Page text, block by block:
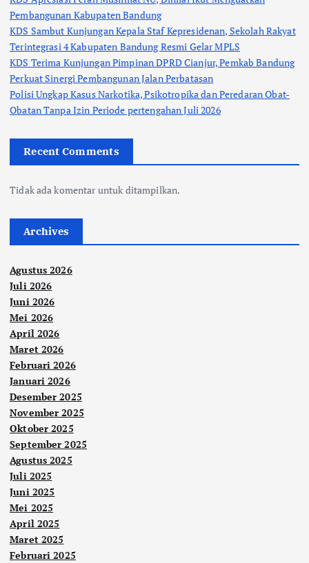
Pembangunan Kabupaten Bandung
KDS Sambut Kunjungan Kepala Staf Kepresidenan, Sekolah Rakyat
Terintegrasi 4 Kabupaten Bandung Resmi Gelar MPLS
KDS Terima Kunjungan Pimpinan DPRD Cianjur, Pemkab Bandung
Perkuat Sinergi Pembangunan Jalan Perbatasan
Polisi Ungkap Kasus Narkotika, Psikotropika dan Peredaran Obat-
Obatan Tanpa Izin Periode pertengahan Juli 2026
Recent Comments
Tidak ada komentar untuk ditampilkan.
Archives
Agustus 2026
Juli 2026
Juni 2026
Mei 2026
April 2026
Maret 2026
Februari 2026
Januari 2026
Desember 2025
November 2025
Oktober 2025
September 2025
Agustus 2025
Juli 2025
Juni 2025
Mei 2025
April 2025
Maret 2025
Februari 2025